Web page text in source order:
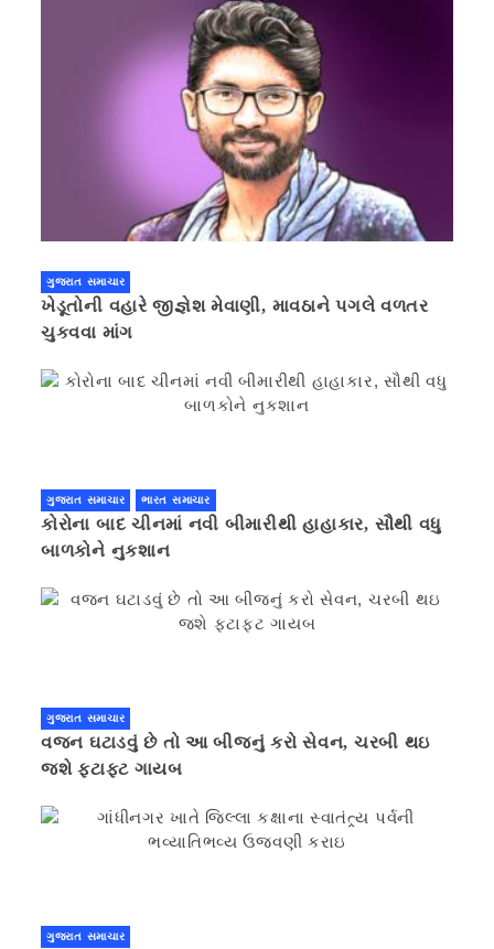
ગુજરાત સમાચાર
ખેડૂતોની વહારે જીજ્ઞેશ મેવાણી, માવઠાને પગલે વળતર
ચુકવવા માંગ
ગુજરાત સમાચાર ભારત સમાચાર
કોરોના બાદ ચીનમાં નવી બીમારીથી હાહાકાર, સૌથી વધુ
બાળકોને નુકશાન
ગુજરાત સમાચાર
વજન ઘટાડવું છે તો આ બીજનું કરો સેવન, ચરબી થઇ
જશે ફટાફટ ગાયબ
ગુજરાત સમાચાર